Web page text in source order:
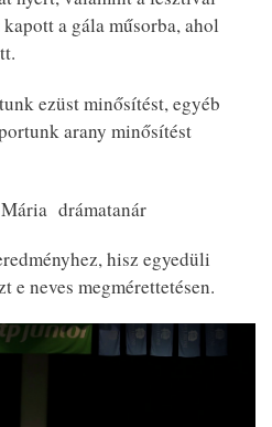
a gála műsorba, ahol
ezüst minősítést, egyéb
arany minősítést
drámatanár
hisz egyedüli
neves megmérettetésen.